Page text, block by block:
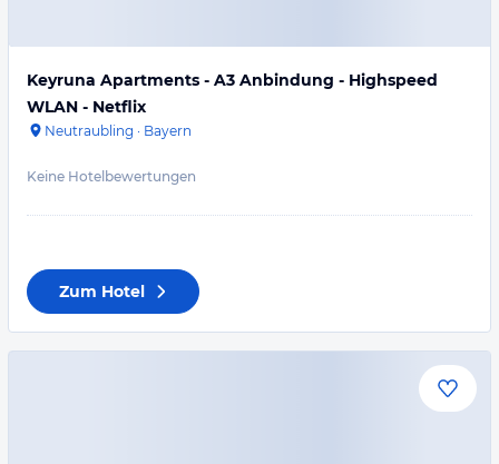
Keyruna Apartments - A3 Anbindung - Highspeed
WLAN - Netflix
Neutraubling · Bayern
Keine Hotelbewertungen
Zum Hotel